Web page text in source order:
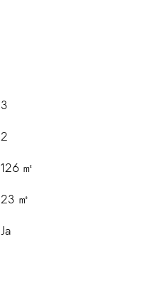
3
2
126 ㎡
23 ㎡
Ja